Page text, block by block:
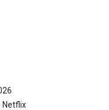
Netflix